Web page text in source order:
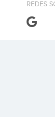
REDES